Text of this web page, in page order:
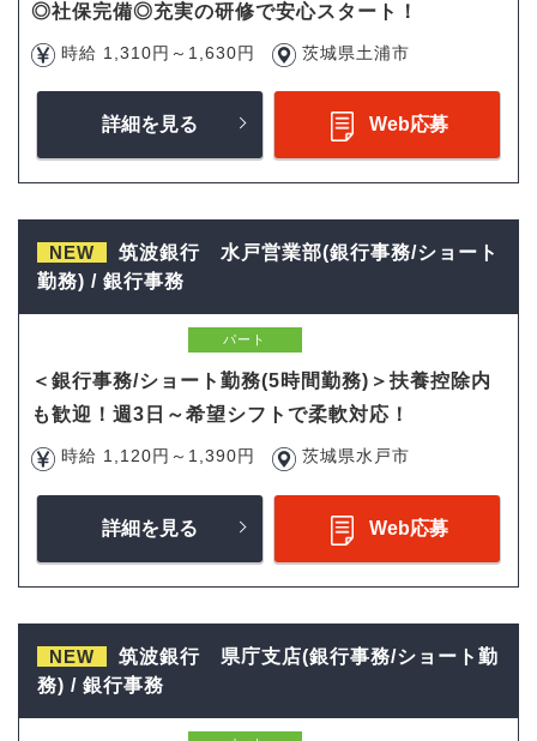
◎社保完備◎充実の研修で安心スタート！
時給 1,310円～1,630円 茨城県土浦市
詳細を見る Web応募
NEW
筑波銀行 水戸営業部(銀行事務/ショート
勤務) / 銀行事務
パート
＜銀行事務/ショート勤務(5時間勤務)＞扶養控除内
も歓迎！週3日～希望シフトで柔軟対応！
時給 1,120円～1,390円 茨城県水戸市
詳細を見る Web応募
NEW
筑波銀行 県庁支店(銀行事務/ショート勤
務) / 銀行事務